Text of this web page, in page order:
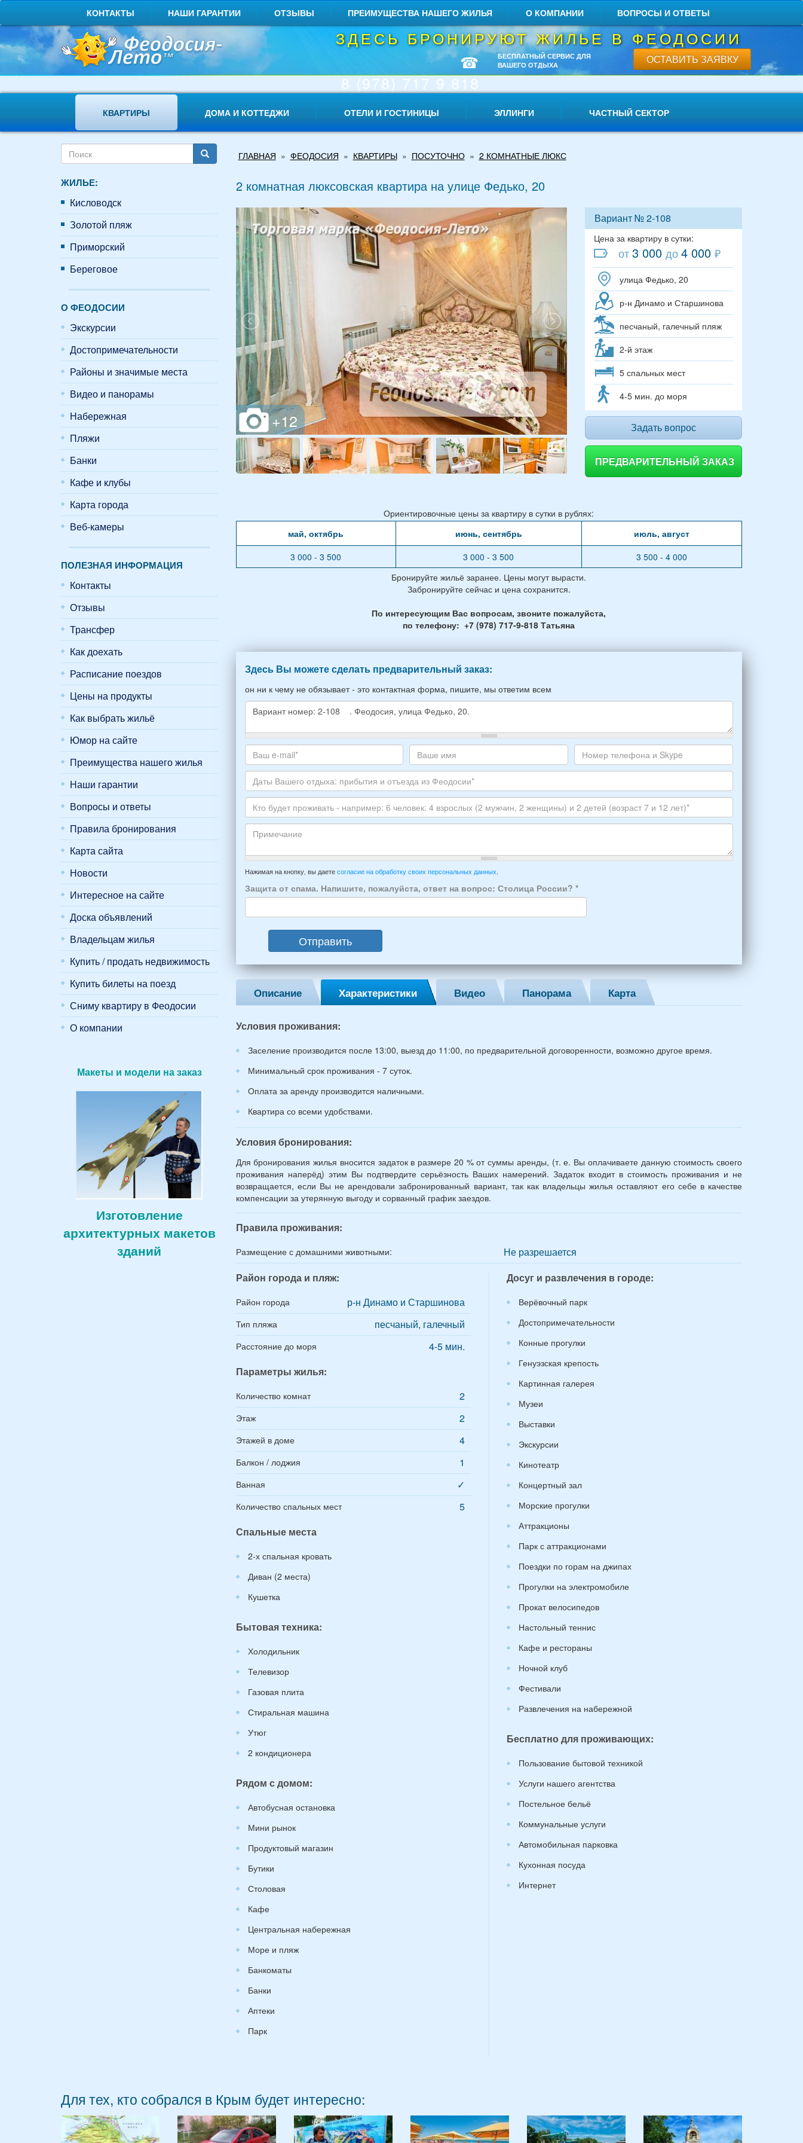
основному
содержанию
КОНТАКТЫ НАШИ ГАРАНТИИ ОТЗЫВЫ ПРЕИМУЩЕСТВА НАШЕГО ЖИЛЬЯ О КОМПАНИИ ВОПРОСЫ И ОТВЕТЫ
ЗДЕСЬ БРОНИРУЮТ ЖИЛЬЕ В ФЕОДОСИИ
☎
8 (978) 717 9 818
БЕСПЛАТНЫЙ СЕРВИС ДЛЯ
ВАШЕГО ОТДЫХА
ОСТАВИТЬ ЗАЯВКУ
КВАРТИРЫ ДОМА И КОТТЕДЖИ ОТЕЛИ И ГОСТИНИЦЫ ЭЛЛИНГИ ЧАСТНЫЙ СЕКТОР
Форма
поиска
ЖИЛЬЕ:
Кисловодск
Золотой пляж
Приморский
Береговое
О ФЕОДОСИИ
Экскурсии
Достопримечательности
Районы и значимые места
Видео и панорамы
Набережная
Пляжи
Банки
Кафе и клубы
Карта города
Веб-камеры
ПОЛЕЗНАЯ ИНФОРМАЦИЯ
Контакты
Отзывы
Трансфер
Как доехать
Расписание поездов
Цены на продукты
Как выбрать жильё
Юмор на сайте
Преимущества нашего жилья
Наши гарантии
Вопросы и ответы
Правила бронирования
Карта сайта
Новости
Интересное на сайте
Доска объявлений
Владельцам жилья
Купить / продать недвижимость
Купить билеты на поезд
Сниму квартиру в Феодосии
О компании
Макеты и модели на заказ
Изготовление
архитектурных макетов
зданий
здесь
ГЛАВНАЯ » ФЕОДОСИЯ » КВАРТИРЫ » ПОСУТОЧНО » 2 КОМНАТНЫЕ ЛЮКС
2 комнатная люксовская квартира на улице Федько, 20
Вариант № 2-108
Цена за квартиру в сутки:
от3 000до4 000₽
улица Федько, 20
р-н Динамо и Старшинова
песчаный, галечный пляж
2-й этаж
5 спальных мест
4-5 мин. до моря
Задать вопрос
ПРЕДВАРИТЕЛЬНЫЙ ЗАКАЗ
Ориентировочные цены за квартиру в сутки в рублях:
май, октябрь
июнь, сентябрь
июль, август
3 000 - 3 500
3 000 - 3 500
3 500 - 4 000
Бронируйте жильё заранее. Цены могут вырасти.
Забронируйте сейчас и цена сохранится.
По интересующим Вас вопросам, звоните пожалуйста,
по телефону: +7 (978) 717-9-818 Татьяна
Здесь Вы можете сделать предварительный заказ:
он ни к чему не обязывает - это контактная форма, пишите, мы ответим всем
Какое
жилье
хотите
снять,
укажите
пожалуйста
НОМЕР
варианта:
Ваш
адрес
электронной
почты
*
Ваше
имя
Номер
и
Skype
Даты
Вашего
отдыха:
прибытия
отъезда
из
*
Кто
будет
-
например:
6
человек:
взрослых
женщины)
и
детей
7
12
Примечание
Нажимая на кнопку, вы даете согласие на обработку своих персональных данных
Защита от спама. Напишите, пожалуйста, ответ на вопрос: Столица России? *
Отправить
Описание Характеристики Видео Панорама Карта
Условия проживания:
Заселение производится после 13:00, выезд до 11:00, по предварительной договоренности, возможно другое время.
Минимальный срок проживания - 7 суток.
Оплата за аренду производится наличными.
Квартира со всеми удобствами.
Условия бронирования:
Для бронирования жилья вносится задаток в размере 20 % от суммы аренды, (т. е. Вы оплачиваете данную стоимость своего
проживания наперёд) этим Вы подтвердите серьёзность Ваших намерений. Задаток входит в стоимость проживания и не
возвращается, если Вы не арендовали забронированный вариант, так как владельцы жилья оставляют его себе в качестве
компенсации за утерянную выгоду и сорванный график заездов.
Правила проживания:
Размещение с домашними животными:
Не разрешается
Район города и пляж:
Район города р-н Динамо и Старшинова
Тип пляжа песчаный, галечный
Расстояние до моря
4-5 мин.
Параметры жилья:
Количество комнат 2
Этаж 2
Этажей в доме 4
Балкон / лоджия 1
Ванная ✓
Количество спальных мест
5
Спальные места
2-х спальная кровать
Диван (2 места)
Кушетка
Бытовая техника:
Холодильник
Телевизор
Газовая плита
Стиральная машина
Утюг
2 кондиционера
Рядом с домом:
Автобусная остановка
Мини рынок
Продуктовый магазин
Бутики
Столовая
Кафе
Центральная набережная
Море и пляж
Банкоматы
Банки
Аптеки
Парк
Досуг и развлечения в городе:
Верёвочный парк
Достопримечательности
Конные прогулки
Генуэзская крепость
Картинная галерея
Музеи
Выставки
Экскурсии
Кинотеатр
Концертный зал
Морские прогулки
Аттракционы
Парк с аттракционами
Поездки по горам на джипах
Прогулки на электромобиле
Прокат велосипедов
Настольный теннис
Кафе и рестораны
Ночной клуб
Фестивали
Развлечения на набережной
Бесплатно для проживающих:
Пользование бытовой техникой
Услуги нашего агентства
Постельное бельё
Коммунальные услуги
Автомобильная парковка
Кухонная посуда
Интернет
Для тех, кто собрался в Крым будет интересно: